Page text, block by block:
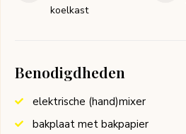
koelkast
Benodigdheden
elektrische (hand)mixer
bakplaat met bakpapier